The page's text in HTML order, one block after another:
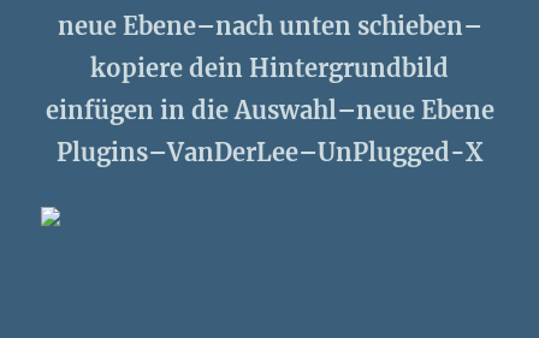
neue Ebene–nach unten schieben–
kopiere dein Hintergrundbild
einfügen in die Auswahl–neue Ebene
Plugins–VanDerLee–UnPlugged-X